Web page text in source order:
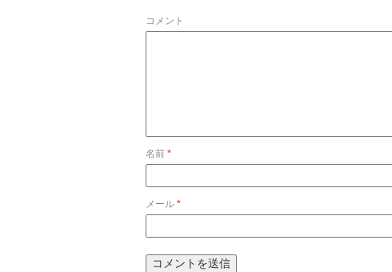
コメント
名前 *
メール *